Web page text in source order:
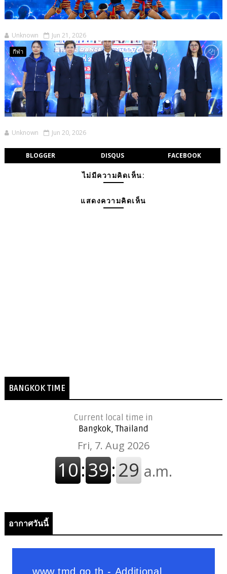
Unknown Jun 21, 2026
กีฬา
Unknown Jun 20, 2026
BLOGGER DISQUS FACEBOOK
ไม่มีความคิดเห็น:
แสดงความคิดเห็น
BANGKOK TIME
Current local time in
Bangkok, Thailand
อากาศวันนี้